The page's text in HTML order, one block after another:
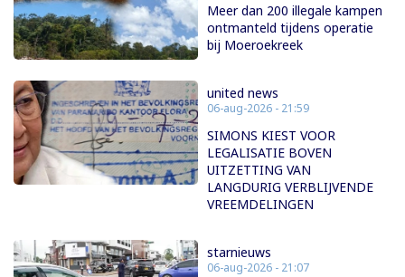
Meer dan 200 illegale kampen
ontmanteld tijdens operatie
bij Moeroekreek
united news
06-aug-2026 - 21:59
SIMONS KIEST VOOR
LEGALISATIE BOVEN
UITZETTING VAN
LANGDURIG VERBLIJVENDE
VREEMDELINGEN
starnieuws
06-aug-2026 - 21:07